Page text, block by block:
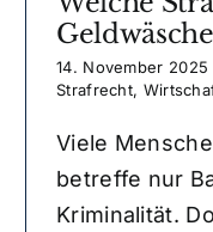
14. November 2025
Strafrecht,
Viele
betreffe nur
Kriminalität.